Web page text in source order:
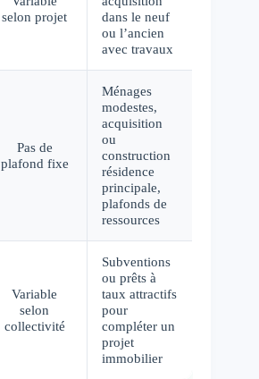
selon projet
dans le neuf
ou l’ancien
avec travaux
Pas de
plafond fixe
Ménages
modestes,
acquisition
ou
construction
résidence
principale,
plafonds de
ressources
Variable
selon
collectivité
Subventions
ou prêts à
taux attractifs
pour
compléter un
projet
immobilier